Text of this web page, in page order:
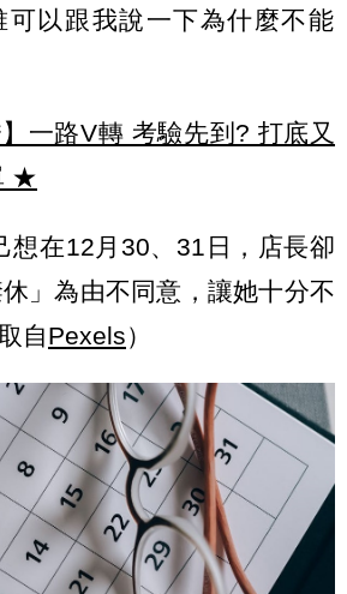
可以跟我說一下為什麼不能
一路V轉 考驗先到? 打底又
★
想在12月30、31日，店長卻
」為由不同意，讓她十分不
自Pexels）